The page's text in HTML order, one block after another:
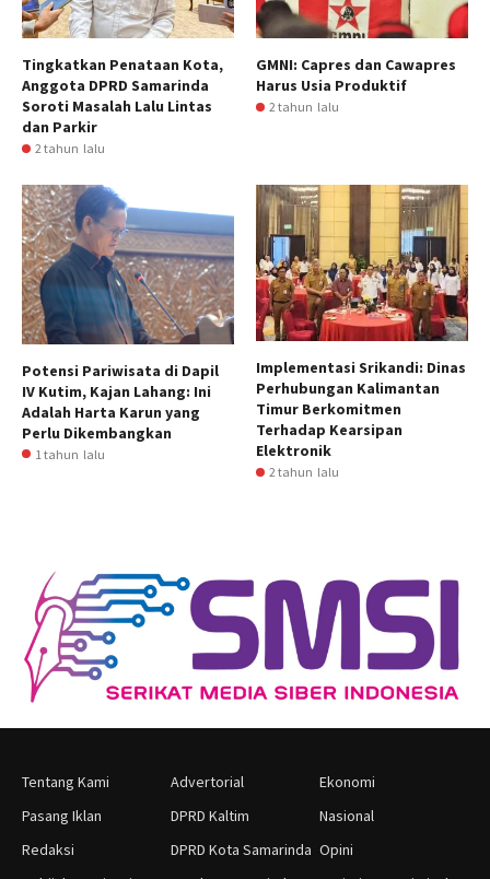
Tingkatkan Penataan Kota,
Anggota DPRD Samarinda
Soroti Masalah Lalu Lintas
dan Parkir
2 tahun lalu
GMNI: Capres dan Cawapres
Harus Usia Produktif
2 tahun lalu
Potensi Pariwisata di Dapil
IV Kutim, Kajan Lahang: Ini
Adalah Harta Karun yang
Perlu Dikembangkan
1 tahun lalu
Implementasi Srikandi: Dinas
Perhubungan Kalimantan
Timur Berkomitmen
Terhadap Kearsipan
Elektronik
2 tahun lalu
Tentang Kami
Pasang Iklan
Redaksi
Advertorial
DPRD Kaltim
DPRD Kota Samarinda
Ekonomi
Nasional
Opini